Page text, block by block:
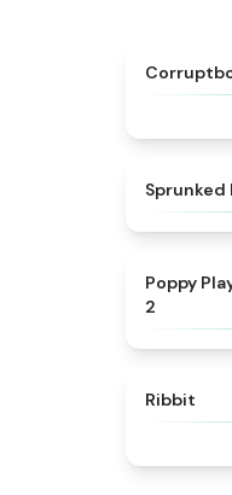
Sprunked
Poppy
2
Ribbit